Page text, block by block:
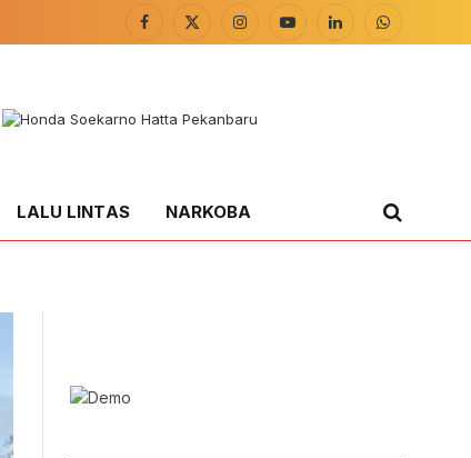
Facebook
X
InstagramYouTubeLinkedInWhatsApp
LALU LINTAS NARKOBA